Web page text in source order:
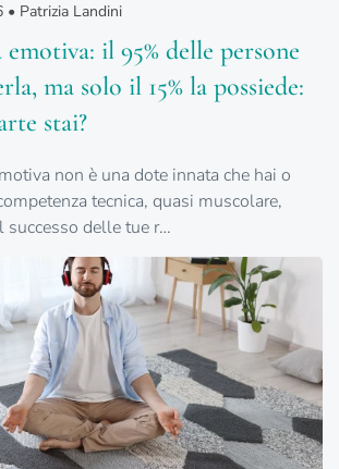
• Patrizia Landini
il 95% delle persone
ma solo il 15% la possiede:
stai?
non è una dote innata che hai o
tecnica, quasi muscolare,
successo delle tue r…